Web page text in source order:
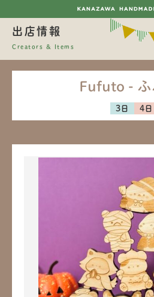
出店情報
Creators & Items
Fufuto - ふ